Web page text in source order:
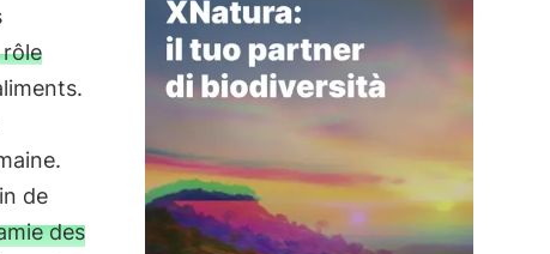
rôle
de
des